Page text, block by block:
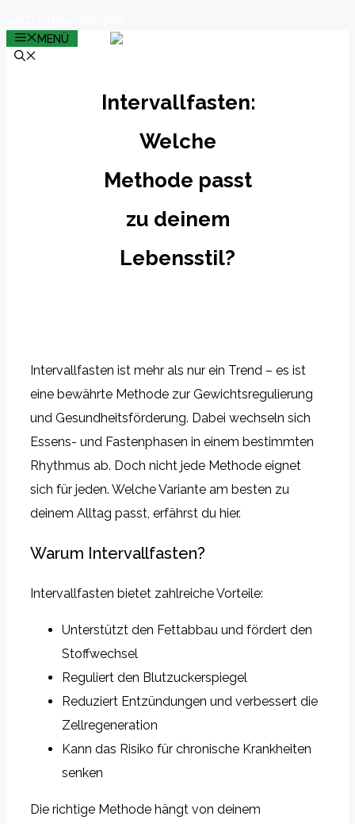
MENÜ
Intervallfasten:
Welche
Methode passt
zu deinem
Lebensstil?
Intervallfasten ist mehr als nur ein Trend – es ist
eine bewährte Methode zur Gewichtsregulierung
und Gesundheitsförderung. Dabei wechseln sich
Essens- und Fastenphasen in einem bestimmten
Rhythmus ab. Doch nicht jede Methode eignet
sich für jeden. Welche Variante am besten zu
deinem Alltag passt, erfährst du hier.
Warum Intervallfasten?
Intervallfasten bietet zahlreiche Vorteile:
Unterstützt den Fettabbau und fördert den
Stoffwechsel
Reguliert den Blutzuckerspiegel
Reduziert Entzündungen und verbessert die
Zellregeneration
Kann das Risiko für chronische Krankheiten
senken
Die richtige Methode hängt von deinem